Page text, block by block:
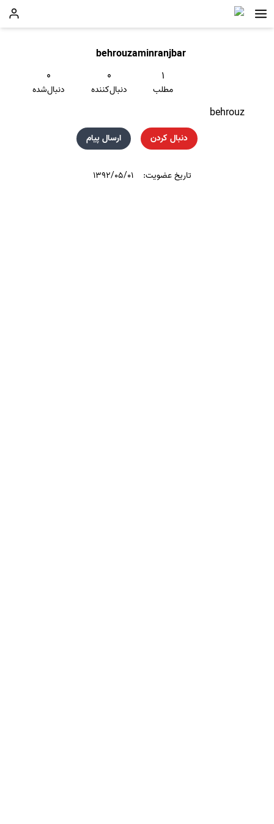
behrouzaminranjbar
۱
مطلب
۰
دنبال‌کننده
۰
دنبال‌شده
behrouz
دنبال کردن ارسال پیام
تاریخ عضویت: ۱۳۹۲/۰۵/۰۱